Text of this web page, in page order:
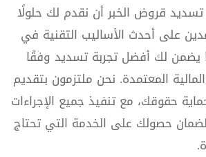
قروض الخبر أن نقدم لك حلولًا
على أحدث الأساليب التقنية في
يضمن لك أفضل تجربة تسديد وفقًا
المعتمدة. نحن ملتزمون بتقديم
حقوقك، مع تنفيذ جميع الإجراءات
حصولك على الخدمة التي تحتاج